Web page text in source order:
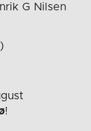
G Nilsen
!